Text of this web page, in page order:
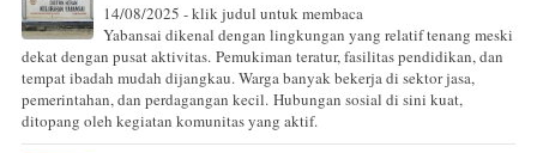
14/08/2025 - klik judul untuk membaca
Yabansai dikenal dengan lingkungan yang relatif tenang meski
dekat dengan pusat aktivitas. Pemukiman teratur, fasilitas pendidikan, dan
tempat ibadah mudah dijangkau. Warga banyak bekerja di sektor jasa,
pemerintahan, dan perdagangan kecil. Hubungan sosial di sini kuat,
ditopang oleh kegiatan komunitas yang aktif.